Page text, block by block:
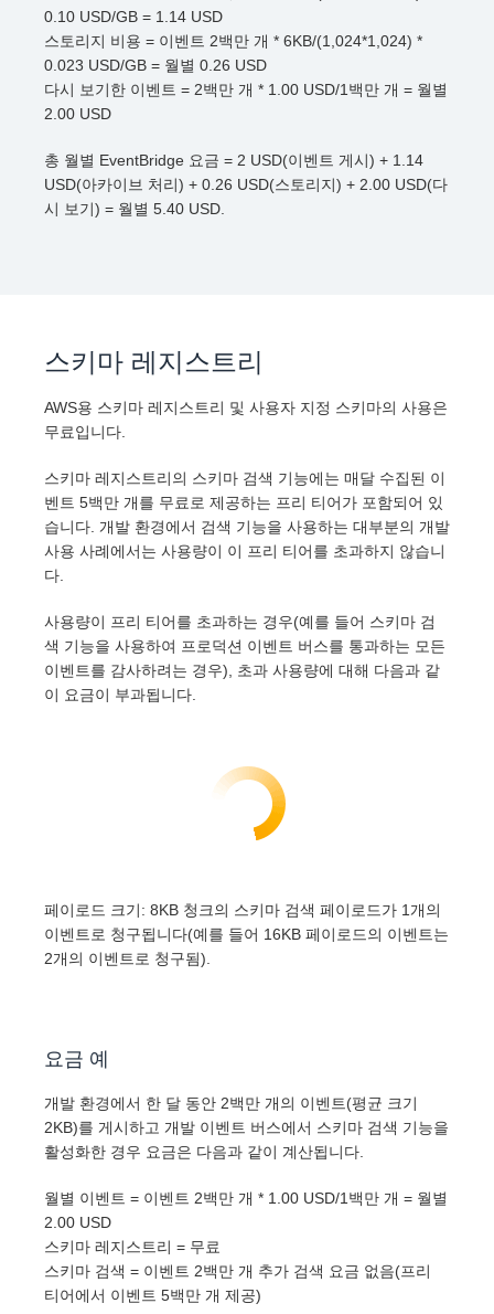
0.10 USD/GB = 1.14 USD
스토리지 비용 = 이벤트 2백만 개 * 6KB/(1,024*1,024) *
0.023 USD/GB = 월별 0.26 USD
다시 보기한 이벤트 = 2백만 개 * 1.00 USD/1백만 개 = 월별
2.00 USD
총 월별 EventBridge 요금 = 2 USD(이벤트 게시) + 1.14
USD(아카이브 처리) + 0.26 USD(스토리지) + 2.00 USD(다
시 보기) = 월별 5.40 USD.
스키마 레지스트리
AWS용 스키마 레지스트리 및 사용자 지정 스키마의 사용은
무료입니다.
스키마 레지스트리의 스키마 검색 기능에는 매달 수집된 이
벤트 5백만 개를 무료로 제공하는 프리 티어가 포함되어 있
습니다. 개발 환경에서 검색 기능을 사용하는 대부분의 개발
사용 사례에서는 사용량이 이 프리 티어를 초과하지 않습니
다.
사용량이 프리 티어를 초과하는 경우(예를 들어 스키마 검
색 기능을 사용하여 프로덕션 이벤트 버스를 통과하는 모든
이벤트를 감사하려는 경우), 초과 사용량에 대해 다음과 같
이 요금이 부과됩니다.
페이로드 크기: 8KB 청크의 스키마 검색 페이로드가 1개의
이벤트로 청구됩니다(예를 들어 16KB 페이로드의 이벤트는
2개의 이벤트로 청구됨).
요금 예
개발 환경에서 한 달 동안 2백만 개의 이벤트(평균 크기
2KB)를 게시하고 개발 이벤트 버스에서 스키마 검색 기능을
활성화한 경우 요금은 다음과 같이 계산됩니다.
월별 이벤트 = 이벤트 2백만 개 * 1.00 USD/1백만 개 = 월별
2.00 USD
스키마 레지스트리 = 무료
스키마 검색 = 이벤트 2백만 개 추가 검색 요금 없음(프리
티어에서 이벤트 5백만 개 제공)